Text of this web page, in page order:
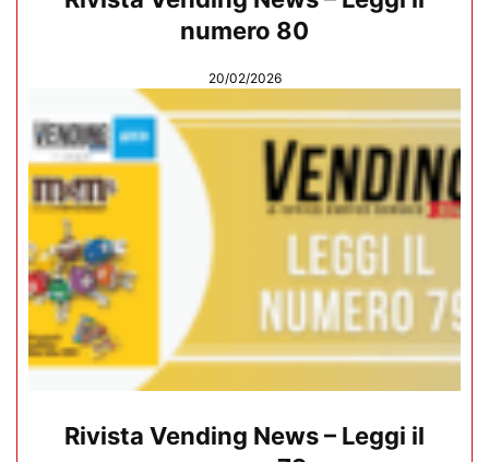
numero 80
20/02/2026
Rivista Vending News – Leggi il